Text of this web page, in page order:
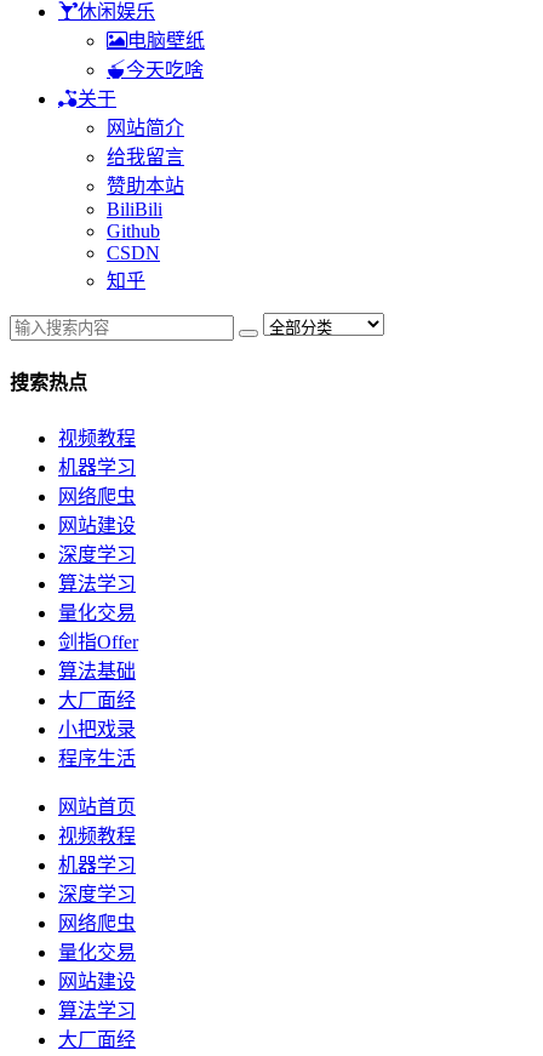
休闲娱乐
电脑壁纸
今天吃啥
关于
网站简介
给我留言
赞助本站
BiliBili
Github
CSDN
知乎
搜索热点
视频教程
机器学习
网络爬虫
网站建设
深度学习
算法学习
量化交易
剑指Offer
算法基础
大厂面经
小把戏录
程序生活
网站首页
视频教程
机器学习
深度学习
网络爬虫
量化交易
网站建设
算法学习
大厂面经